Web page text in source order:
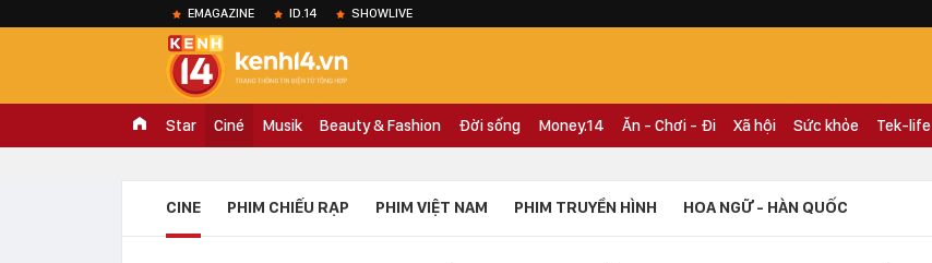
EMAGAZINE ID.14 SHOWLIVE
Star Ciné Musik Beauty & Fashion Đời sống Money.14 Ăn - Chơi - Đi Xã hội Sức khỏe Tek-life
CINE PHIM CHIẾU RẠP PHIM VIỆT NAM PHIM TRUYỀN HÌNH HOA NGỮ - HÀN QUỐC